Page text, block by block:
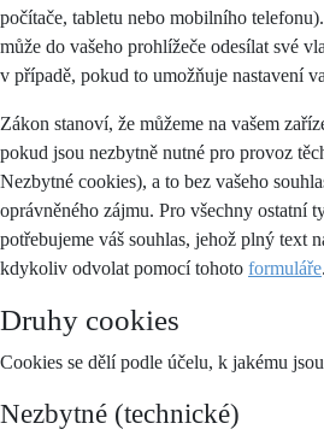
počítače, tabletu nebo mobilního
může do vašeho prohlížeče odesílat své
v případě, pokud to umožňuje nastavení
Zákon stanoví, že můžeme na vašem
pokud jsou nezbytně nutné pro provoz
Nezbytné cookies), a to bez vašeho
oprávněného zájmu. Pro všechny ostatní
potřebujeme váš souhlas, jehož plný text
kdykoliv odvolat pomocí tohoto formuláře.
Druhy cookies
Cookies se dělí podle účelu, k jakému
Nezbytné (technické)